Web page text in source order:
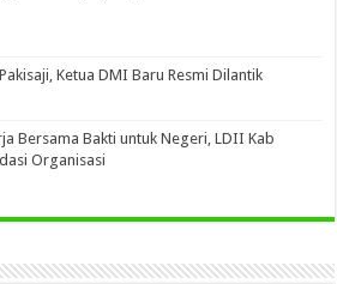
Ketua DMI Baru Resmi Dilantik
Bersama Bakti untuk Negeri, LDII Kab
Organisasi